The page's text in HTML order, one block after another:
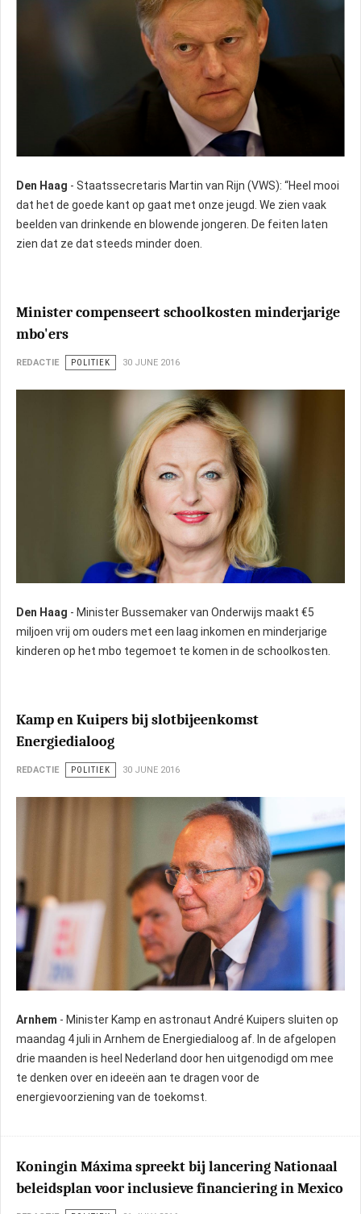
Den Haag - Staatssecretaris Martin van Rijn (VWS): “Heel mooi
dat het de goede kant op gaat met onze jeugd. We zien vaak
beelden van drinkende en blowende jongeren. De feiten laten
zien dat ze dat steeds minder doen.
Minister compenseert schoolkosten minderjarige
mbo'ers
REDACTIE POLITIEK 30 JUNE 2016
Den Haag - Minister Bussemaker van Onderwijs maakt €5
miljoen vrij om ouders met een laag inkomen en minderjarige
kinderen op het mbo tegemoet te komen in de schoolkosten.
Kamp en Kuipers bij slotbijeenkomst
Energiedialoog
REDACTIE POLITIEK 30 JUNE 2016
Arnhem - Minister Kamp en astronaut André Kuipers sluiten op
maandag 4 juli in Arnhem de Energiedialoog af. In de afgelopen
drie maanden is heel Nederland door hen uitgenodigd om mee
te denken over en ideeën aan te dragen voor de
energievoorziening van de toekomst.
Koningin Máxima spreekt bij lancering Nationaal
beleidsplan voor inclusieve financiering in Mexico